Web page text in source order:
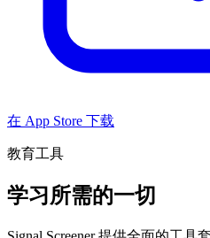
在 App Store 下载
教育工具
学习所需的一切